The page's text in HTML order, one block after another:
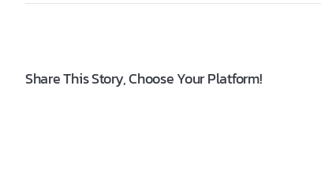
Share This Story, Choose Your Platform!